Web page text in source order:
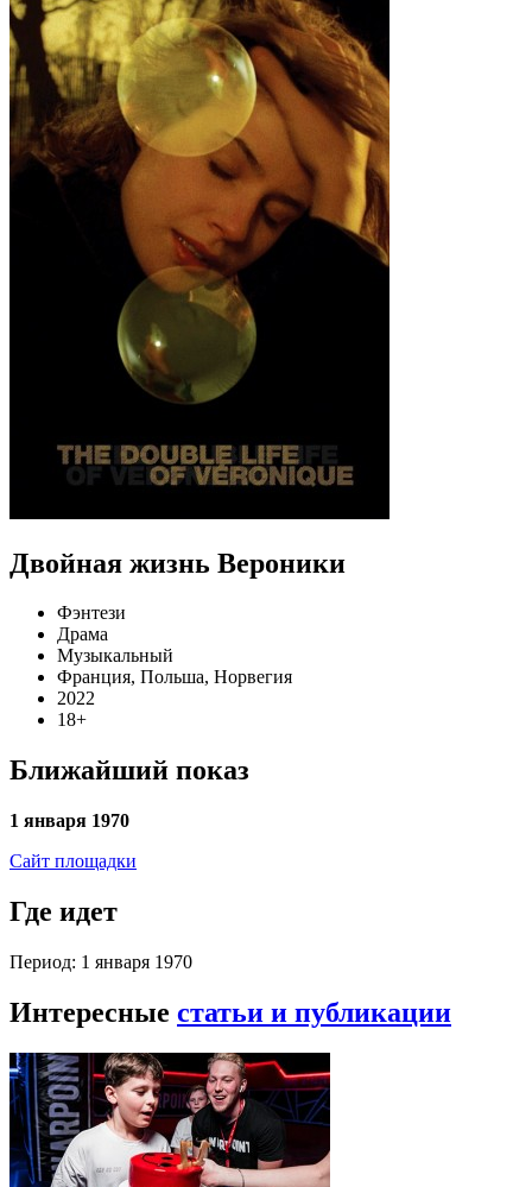
Двойная жизнь Вероники
Фэнтези
Драма
Музыкальный
Франция, Польша, Норвегия
2022
18+
Ближайший показ
1 января 1970
Сайт площадки
Где идет
Период: 1 января 1970
Интересные статьи и публикации